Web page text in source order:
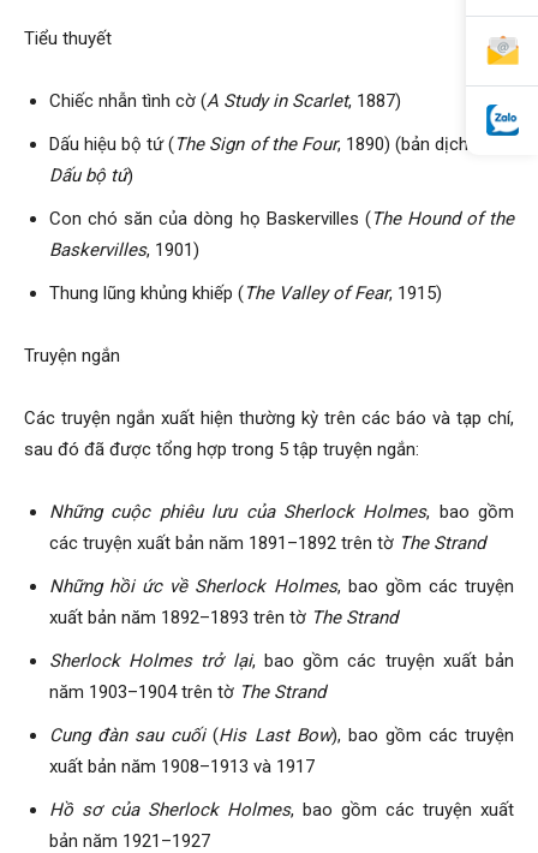
Tiểu thuyết
Chiếc nhẫn tình cờ (A Study in Scarlet, 1887)
Dấu hiệu bộ tứ (The Sign of the Four, 1890) (bản dịch khác:
Dấu bộ tứ)
Con chó săn của dòng họ Baskervilles (The Hound of the
Baskervilles, 1901)
Thung lũng khủng khiếp (The Valley of Fear, 1915)
Truyện ngắn
Các truyện ngắn xuất hiện thường kỳ trên các báo và tạp chí,
sau đó đã được tổng hợp trong 5 tập truyện ngắn:
Những cuộc phiêu lưu của Sherlock Holmes, bao gồm
các truyện xuất bản năm 1891–1892 trên tờ The Strand
Những hồi ức về Sherlock Holmes, bao gồm các truyện
xuất bản năm 1892–1893 trên tờ The Strand
Sherlock Holmes trở lại, bao gồm các truyện xuất bản
năm 1903–1904 trên tờ The Strand
Cung đàn sau cuối(His Last Bow), bao gồm các truyện
xuất bản năm 1908–1913 và 1917
Hồ sơ của Sherlock Holmes, bao gồm các truyện xuất
bản năm 1921–1927